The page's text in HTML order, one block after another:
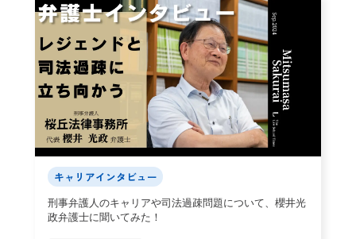
キャリアインタビュー
刑事弁護人のキャリアや司法過疎問題について、櫻井光
政弁護士に聞いてみた！